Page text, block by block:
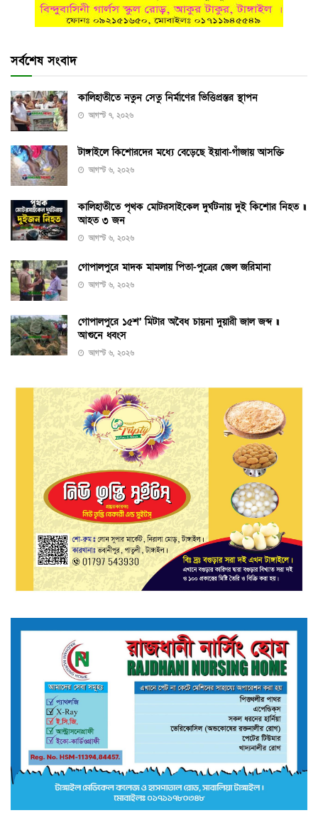
সর্বশেষ সংবাদ
কালিহাতীতে নতুন সেতু নির্মাণের ভিত্তিপ্রস্তর স্থাপন
আগস্ট ৭, ২০২৬
টাঙ্গাইলে কিশোরদের মধ্যে বেড়েছে ইয়াবা-গাঁজায় আসক্তি
আগস্ট ৬, ২০২৬
কালিহাতীতে পৃথক মোটরসাইকেল দুর্ঘটনায় দুই কিশোর নিহত ॥
আহত ৩ জন
আগস্ট ৬, ২০২৬
গোপালপুরে মাদক মামলায় পিতা-পুত্রের জেল জরিমানা
আগস্ট ৬, ২০২৬
গোপালপুরে ১৫শ’ মিটার অবৈধ চায়না দুয়ারী জাল জব্দ ॥
আগুনে ধ্বংস
আগস্ট ৬, ২০২৬